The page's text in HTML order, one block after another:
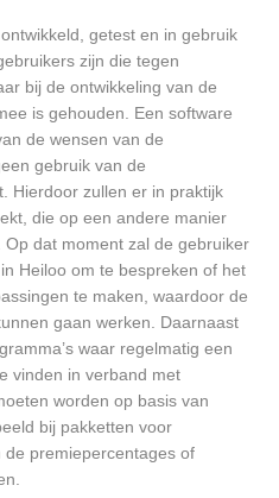
getest en in gebruik
zijn die tegen
bij de ontwikkeling van de
is gehouden. Een software
de wensen van de
gebruik van de
Hierdoor zullen er in praktijk
die op een andere manier
dat moment zal de gebruiker
Heiloo om te bespreken of het
te maken, waardoor de
gaan werken. Daarnaast
waar regelmatig een
vinden in verband met
worden op basis van
bij pakketten voor
premiepercentages of